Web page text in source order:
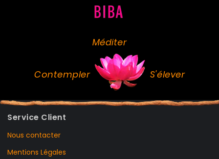
Méditer
Contempler S'élever
Service Client
Nous contacter
Mentions Légales